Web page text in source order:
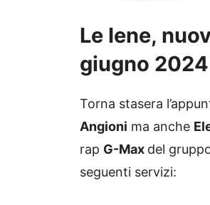
Le Iene,
giugno 2024
Torna stasera
Angioni ma anche
rap G-Max del
seguenti servizi: